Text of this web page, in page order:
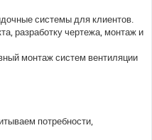
системы для клиентов.
разработку чертежа, монтаж и
монтаж систем вентиляции
потребности,